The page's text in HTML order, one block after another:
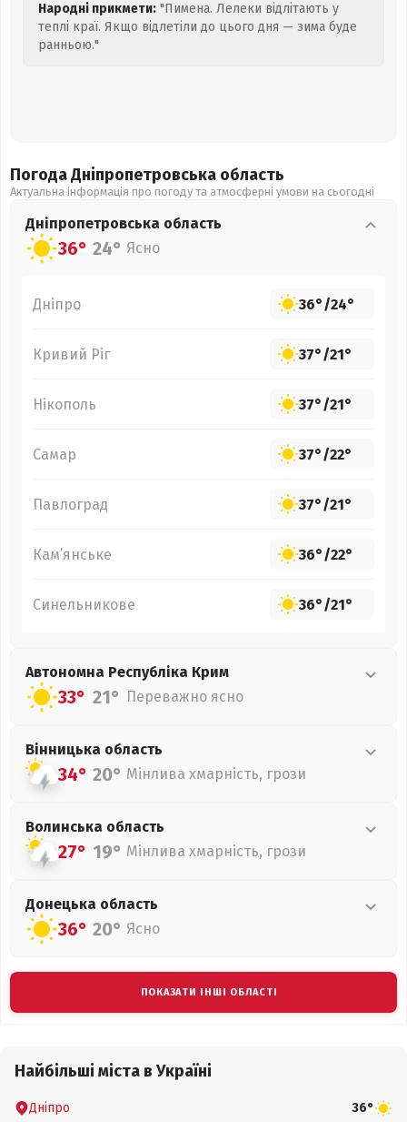
Народні прикмети: "Пимена. Лелеки відлітають у
теплі краї. Якщо відлетіли до цього дня — зима буде
ранньою."
Погода Дніпропетровська область
Актуальна інформація про погоду та атмосферні умови на сьогодні
Дніпропетровська область
36° 24° Ясно
Дніпро 36°/24°
Кривий Ріг 37°/21°
Нікополь 37°/21°
Самар 37°/22°
Павлоград 37°/21°
Кам’янське 36°/22°
Синельникове 36°/21°
Автономна Республіка Крим
33° 21° Переважно ясно
Вінницька область
34° 20° Мінлива хмарність, грози
Волинська область
27° 19° Мінлива хмарність, грози
Донецька область
36° 20° Ясно
ПОКАЗАТИ ІНШІ ОБЛАСТІ
Найбільші міста в Україні
Дніпро 36°